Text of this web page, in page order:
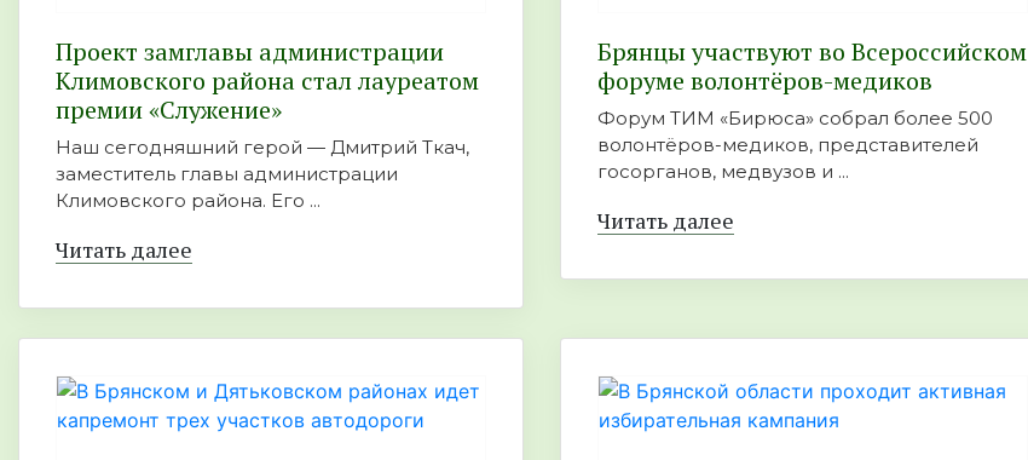
Проект замглавы администрации
Климовского района стал лауреатом
премии «Служение»
Наш сегодняшний герой — Дмитрий Ткач,
заместитель главы администрации
Климовского района. Его ...
Читать далее
Брянцы участвуют во Всероссийском
форуме волонтёров-медиков
Форум ТИМ «Бирюса» собрал более 500
волонтёров-медиков, представителей
госорганов, медвузов и ...
Читать далее